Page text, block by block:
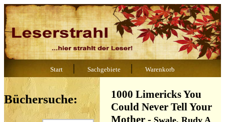
Start | Sachgebiete | Warenkorb
Büchersuche:
1000 Limericks You
Could Never Tell Your
Mother -